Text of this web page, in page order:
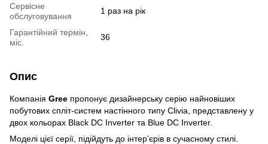
Сервісне
обслуговування
1 раз на рік
Гарантійний термін,
міс.
36
Опис
Компанія Gree пропонує дизайнерську серію найновіших
побутових спліт-систем настінного типу Clivia, представлену у
двох кольорах Black DC Inverter та Blue DC Inverter.
Моделі цієї серії, підійдуть до інтер’єрів в сучасному стилі.